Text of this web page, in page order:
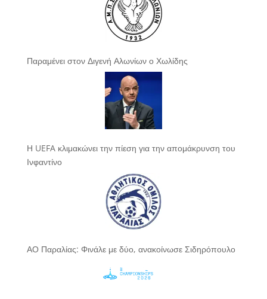
Παραμένει στον Διγενή Αλωνίων ο Χωλίδης
Η UEFA κλιμακώνει την πίεση για την απομάκρυνση του
Ινφαντίνο
ΑΟ Παραλίας: Φινάλε με δύο, ανακοίνωσε Σιδηρόπουλο